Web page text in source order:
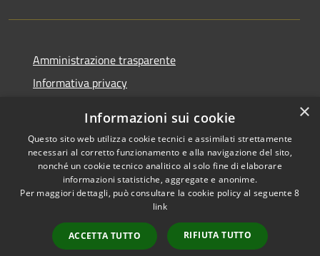
Amministrazione trasparente
Informativa privacy
Dichiarazione di accessibilità
RSS
Copyright © 2026 • Comune di
Municipium•
Accesso
redazione
×
Informazioni sui cookie
Questo sito web utilizza cookie tecnici e assimilati strettamente
necessari al corretto funzionamento e alla navigazione del sito,
nonché un cookie tecnico analitico al solo fine di elaborare
informazioni statistiche, aggregate e anonime.
Per maggiori dettagli, può consultare la cookie policy al seguente8
link
ACCETTA TUTTO RIFIUTA TUTTO